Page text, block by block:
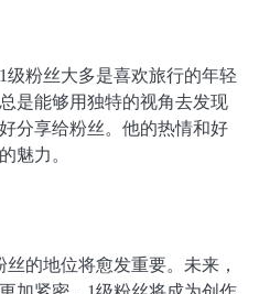
粉丝大多是喜欢旅行的年轻
是能够用独特的视角去发现
分享给粉丝。他的热情和好
魅力。
的地位将愈发重要。未来，